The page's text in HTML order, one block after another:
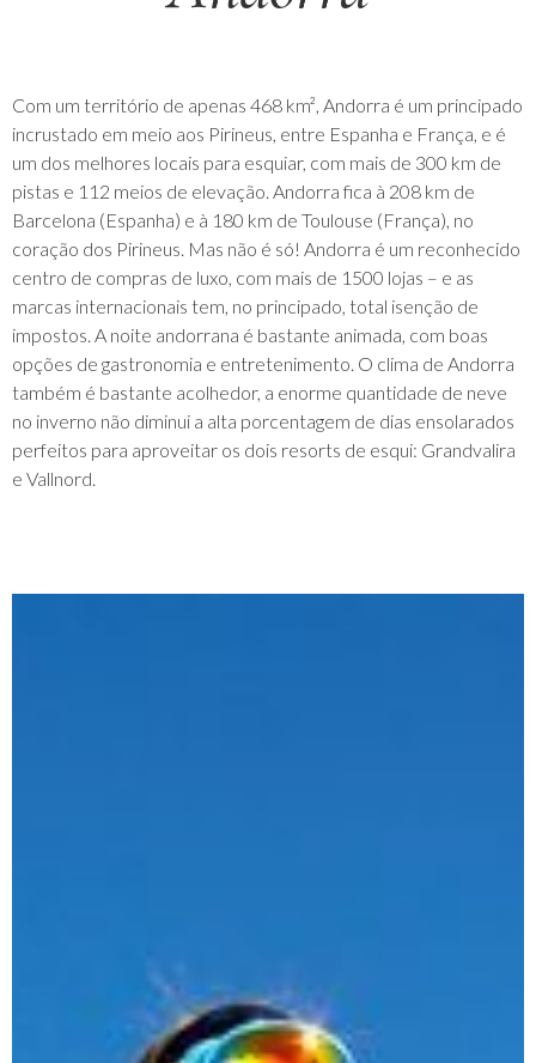
Com um território de apenas 468 km², Andorra é um principado
incrustado em meio aos Pirineus, entre Espanha e França, e é
um dos melhores locais para esquiar, com mais de 300 km de
pistas e 112 meios de elevação. Andorra fica à 208 km de
Barcelona (Espanha) e à 180 km de Toulouse (França), no
coração dos Pirineus. Mas não é só! Andorra é um reconhecido
centro de compras de luxo, com mais de 1500 lojas – e as
marcas internacionais tem, no principado, total isenção de
impostos. A noite andorrana é bastante animada, com boas
opções de gastronomia e entretenimento. O clima de Andorra
também é bastante acolhedor, a enorme quantidade de neve
no inverno não diminui a alta porcentagem de dias ensolarados
perfeitos para aproveitar os dois resorts de esqui: Grandvalira
e Vallnord.